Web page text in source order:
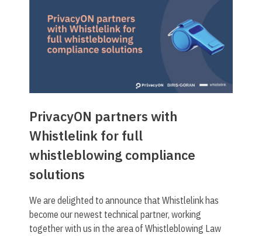
PrivacyON partners with
Whistlelink for full
whistleblowing compliance
solutions
We are delighted to announce that Whistlelink has
become our newest technical partner, working
together with us in the area of Whistleblowing Law